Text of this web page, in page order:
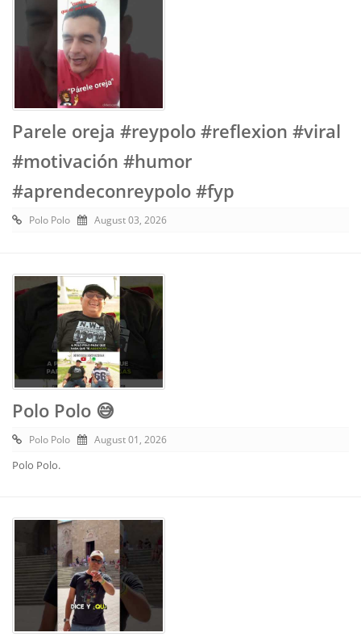
Parele oreja #reypolo #reflexion #viral
#motivación #humor
#aprendeconreypolo #fyp
Polo Polo August 03, 2026
Polo Polo 😅
Polo Polo August 01, 2026
Polo Polo.